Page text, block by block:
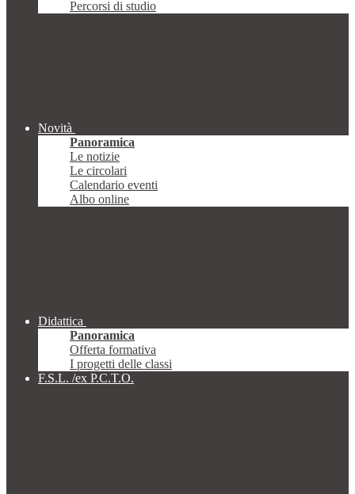
Percorsi di studio
Novità
Panoramica
Le notizie
Le circolari
Calendario eventi
Albo online
Didattica
Panoramica
Offerta formativa
I progetti delle classi
F.S.L. /ex P.C.T.O.